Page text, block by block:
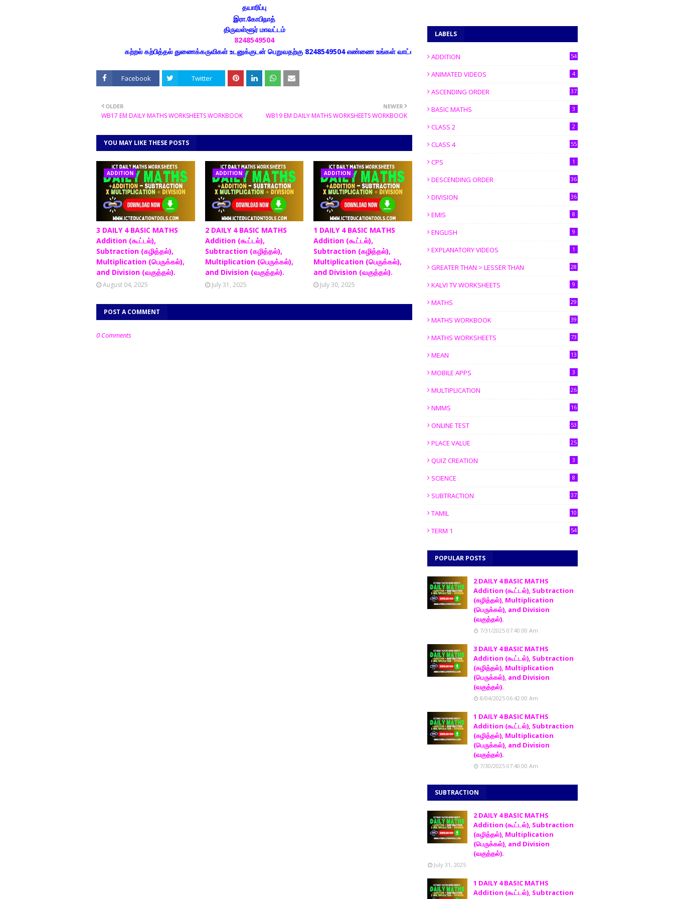
தயாரிப்பு
இரா.கோபிநாத்
திருவள்ளூர் மாவட்டம்
8248549504
கற்றல் கற்பித்தல் துணைக்கருவிகள் உடனுக்குடன் பெறுவதற்கு 8248549504 எண்ணை உங்கள் வாட்ஸப் குழுக்களில் இணைக்கவும்
Facebook Twitter
NEWER
WB19 EM DAILY MATHS WORKSHEETS WORKBOOK
OLDER
WB17 EM DAILY MATHS WORKSHEETS WORKBOOK
YOU MAY LIKE THESE POSTS
ADDITION
3 DAILY 4 BASIC MATHS
Addition (கூட்டல்),
Subtraction (கழித்தல்),
Multiplication (பெருக்கல்),
and Division (வகுத்தல்).
August 04, 2025
ADDITION
2 DAILY 4 BASIC MATHS
Addition (கூட்டல்),
Subtraction (கழித்தல்),
Multiplication (பெருக்கல்),
and Division (வகுத்தல்).
July 31, 2025
ADDITION
1 DAILY 4 BASIC MATHS
Addition (கூட்டல்),
Subtraction (கழித்தல்),
Multiplication (பெருக்கல்),
and Division (வகுத்தல்).
July 30, 2025
POST A COMMENT
0 Comments
LABELS
ADDITION 54
ANIMATED VIDEOS 4
ASCENDING ORDER 37
BASIC MATHS 3
CLASS 2 2
CLASS 4 55
CPS 1
DESCENDING ORDER 36
DIVISION 36
EMIS 8
ENGLISH 9
EXPLANATORY VIDEOS 1
GREATER THAN > LESSER THAN 28
KALVI TV WORKSHEETS 9
MATHS 29
MATHS WORKBOOK 39
MATHS WORKSHEETS 73
MEAN 13
MOBILE APPS 3
MULTIPLICATION 26
NMMS 16
ONLINE TEST 53
PLACE VALUE 25
QUIZ CREATION 3
SCIENCE 8
SUBTRACTION 37
TAMIL 10
TERM 1 54
POPULAR POSTS
2 DAILY 4 BASIC MATHS
Addition (கூட்டல்), Subtraction
(கழித்தல்), Multiplication
(பெருக்கல்), and Division
(வகுத்தல்).
7/31/2025 07:40:00 Am
3 DAILY 4 BASIC MATHS
Addition (கூட்டல்), Subtraction
(கழித்தல்), Multiplication
(பெருக்கல்), and Division
(வகுத்தல்).
8/04/2025 06:42:00 Am
1 DAILY 4 BASIC MATHS
Addition (கூட்டல்), Subtraction
(கழித்தல்), Multiplication
(பெருக்கல்), and Division
(வகுத்தல்).
7/30/2025 07:40:00 Am
SUBTRACTION
2 DAILY 4 BASIC MATHS
Addition (கூட்டல்), Subtraction
(கழித்தல்), Multiplication
(பெருக்கல்), and Division
(வகுத்தல்).
July 31, 2025
1 DAILY 4 BASIC MATHS
Addition (கூட்டல்), Subtraction